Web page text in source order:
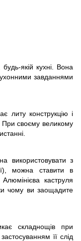
якій кухні. Вона
завданнями
литу конструкцію і
При своєму великому
використовувати з
можна ставити в
каструля
чому ви заощадите
складнощів при
її слід